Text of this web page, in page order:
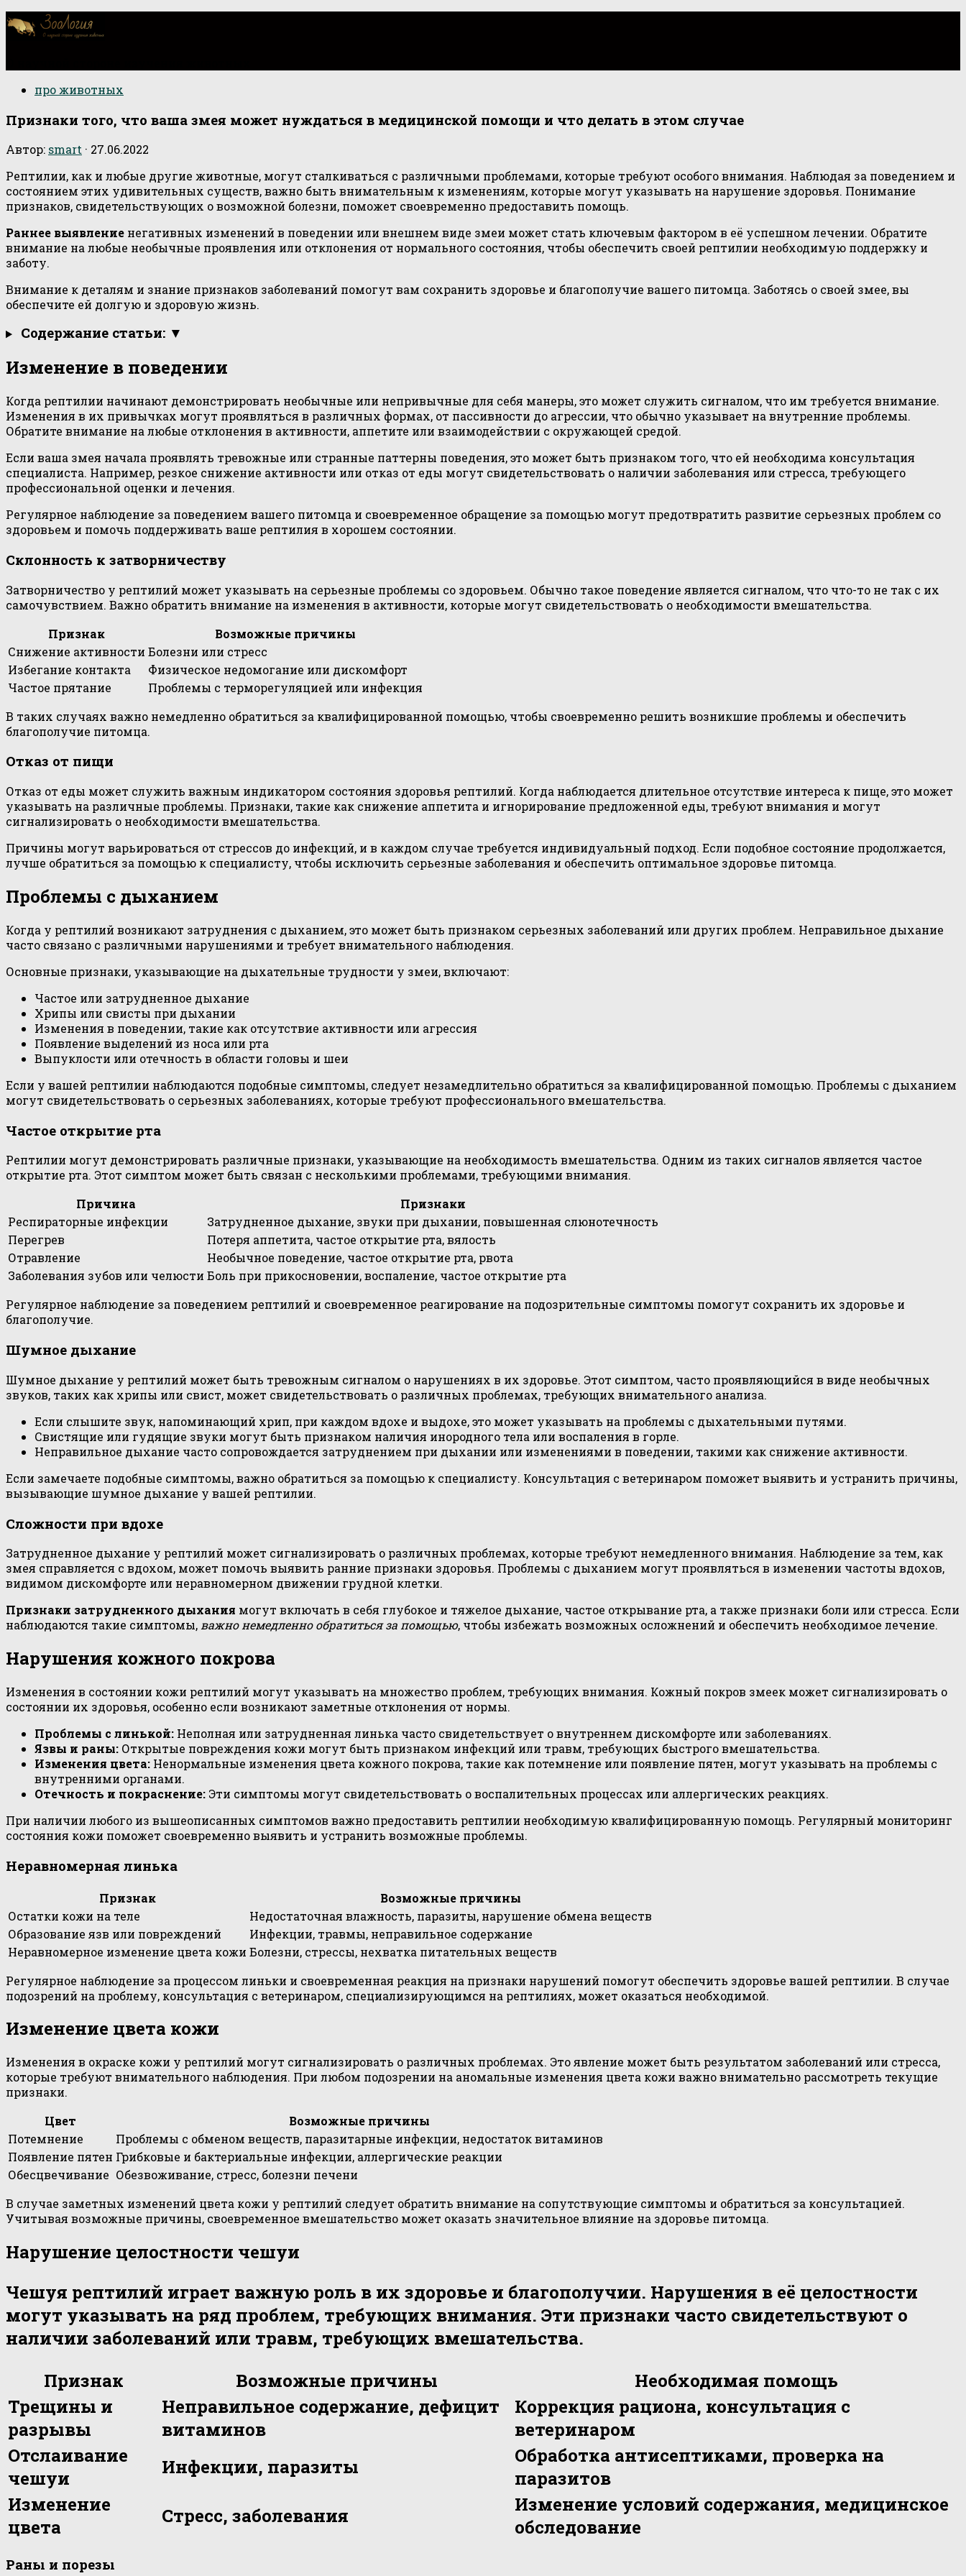
про животных
Признаки того, что ваша змея может нуждаться в медицинской помощи и что делать в этом случае
Автор: smart · 27.06.2022
Рептилии, как и любые другие животные, могут сталкиваться с различными проблемами, которые требуют особого внимания. Наблюдая за поведением и
состоянием этих удивительных существ, важно быть внимательным к изменениям, которые могут указывать на нарушение здоровья. Понимание
признаков, свидетельствующих о возможной болезни, поможет своевременно предоставить помощь.
Раннее выявление негативных изменений в поведении или внешнем виде змеи может стать ключевым фактором в её успешном лечении. Обратите
внимание на любые необычные проявления или отклонения от нормального состояния, чтобы обеспечить своей рептилии необходимую поддержку и
заботу.
Внимание к деталям и знание признаков заболеваний помогут вам сохранить здоровье и благополучие вашего питомца. Заботясь о своей змее, вы
обеспечите ей долгую и здоровую жизнь.
Содержание статьи: ▼
Изменение в поведении
Когда рептилии начинают демонстрировать необычные или непривычные для себя манеры, это может служить сигналом, что им требуется внимание.
Изменения в их привычках могут проявляться в различных формах, от пассивности до агрессии, что обычно указывает на внутренние проблемы.
Обратите внимание на любые отклонения в активности, аппетите или взаимодействии с окружающей средой.
Если ваша змея начала проявлять тревожные или странные паттерны поведения, это может быть признаком того, что ей необходима консультация
специалиста. Например, резкое снижение активности или отказ от еды могут свидетельствовать о наличии заболевания или стресса, требующего
профессиональной оценки и лечения.
Регулярное наблюдение за поведением вашего питомца и своевременное обращение за помощью могут предотвратить развитие серьезных проблем со
здоровьем и помочь поддерживать ваше рептилия в хорошем состоянии.
Склонность к затворничеству
Затворничество у рептилий может указывать на серьезные проблемы со здоровьем. Обычно такое поведение является сигналом, что что-то не так с их
самочувствием. Важно обратить внимание на изменения в активности, которые могут свидетельствовать о необходимости вмешательства.
Признак
Возможные причины
Снижение активности Болезни или стресс
Избегание контакта
Физическое недомогание или дискомфорт
Частое прятание
Проблемы с терморегуляцией или инфекция
В таких случаях важно немедленно обратиться за квалифицированной помощью, чтобы своевременно решить возникшие проблемы и обеспечить
благополучие питомца.
Отказ от пищи
Отказ от еды может служить важным индикатором состояния здоровья рептилий. Когда наблюдается длительное отсутствие интереса к пище, это может
указывать на различные проблемы. Признаки, такие как снижение аппетита и игнорирование предложенной еды, требуют внимания и могут
сигнализировать о необходимости вмешательства.
Причины могут варьироваться от стрессов до инфекций, и в каждом случае требуется индивидуальный подход. Если подобное состояние продолжается,
лучше обратиться за помощью к специалисту, чтобы исключить серьезные заболевания и обеспечить оптимальное здоровье питомца.
Проблемы с дыханием
Когда у рептилий возникают затруднения с дыханием, это может быть признаком серьезных заболеваний или других проблем. Неправильное дыхание
часто связано с различными нарушениями и требует внимательного наблюдения.
Основные признаки, указывающие на дыхательные трудности у змеи, включают:
Частое или затрудненное дыхание
Хрипы или свисты при дыхании
Изменения в поведении, такие как отсутствие активности или агрессия
Появление выделений из носа или рта
Выпуклости или отечность в области головы и шеи
Если у вашей рептилии наблюдаются подобные симптомы, следует незамедлительно обратиться за квалифицированной помощью. Проблемы с дыханием
могут свидетельствовать о серьезных заболеваниях, которые требуют профессионального вмешательства.
Частое открытие рта
Рептилии могут демонстрировать различные признаки, указывающие на необходимость вмешательства. Одним из таких сигналов является частое
открытие рта. Этот симптом может быть связан с несколькими проблемами, требующими внимания.
Причина
Признаки
Респираторные инфекции
Затрудненное дыхание, звуки при дыхании, повышенная слюнотечность
Перегрев
Потеря аппетита, частое открытие рта, вялость
Отравление
Необычное поведение, частое открытие рта, рвота
Заболевания зубов или челюсти Боль при прикосновении, воспаление, частое открытие рта
Регулярное наблюдение за поведением рептилий и своевременное реагирование на подозрительные симптомы помогут сохранить их здоровье и
благополучие.
Шумное дыхание
Шумное дыхание у рептилий может быть тревожным сигналом о нарушениях в их здоровье. Этот симптом, часто проявляющийся в виде необычных
звуков, таких как хрипы или свист, может свидетельствовать о различных проблемах, требующих внимательного анализа.
Если слышите звук, напоминающий хрип, при каждом вдохе и выдохе, это может указывать на проблемы с дыхательными путями.
Свистящие или гудящие звуки могут быть признаком наличия инородного тела или воспаления в горле.
Неправильное дыхание часто сопровождается затруднением при дыхании или изменениями в поведении, такими как снижение активности.
Если замечаете подобные симптомы, важно обратиться за помощью к специалисту. Консультация с ветеринаром поможет выявить и устранить причины,
вызывающие шумное дыхание у вашей рептилии.
Сложности при вдохе
Затрудненное дыхание у рептилий может сигнализировать о различных проблемах, которые требуют немедленного внимания. Наблюдение за тем, как
змея справляется с вдохом, может помочь выявить ранние признаки здоровья. Проблемы с дыханием могут проявляться в изменении частоты вдохов,
видимом дискомфорте или неравномерном движении грудной клетки.
Признаки затрудненного дыхания могут включать в себя глубокое и тяжелое дыхание, частое открывание рта, а также признаки боли или стресса. Если
наблюдаются такие симптомы,важно немедленно обратиться за помощью, чтобы избежать возможных осложнений и обеспечить необходимое лечение.
Нарушения кожного покрова
Изменения в состоянии кожи рептилий могут указывать на множество проблем, требующих внимания. Кожный покров змеек может сигнализировать о
состоянии их здоровья, особенно если возникают заметные отклонения от нормы.
Проблемы с линькой: Неполная или затрудненная линька часто свидетельствует о внутреннем дискомфорте или заболеваниях.
Язвы и раны: Открытые повреждения кожи могут быть признаком инфекций или травм, требующих быстрого вмешательства.
Изменения цвета: Ненормальные изменения цвета кожного покрова, такие как потемнение или появление пятен, могут указывать на проблемы с
внутренними органами.
Отечность и покраснение: Эти симптомы могут свидетельствовать о воспалительных процессах или аллергических реакциях.
При наличии любого из вышеописанных симптомов важно предоставить рептилии необходимую квалифицированную помощь. Регулярный мониторинг
состояния кожи поможет своевременно выявить и устранить возможные проблемы.
Неравномерная линька
Признак
Возможные причины
Остатки кожи на теле
Недостаточная влажность, паразиты, нарушение обмена веществ
Образование язв или повреждений
Инфекции, травмы, неправильное содержание
Неравномерное изменение цвета кожи Болезни, стрессы, нехватка питательных веществ
Регулярное наблюдение за процессом линьки и своевременная реакция на признаки нарушений помогут обеспечить здоровье вашей рептилии. В случае
подозрений на проблему, консультация с ветеринаром, специализирующимся на рептилиях, может оказаться необходимой.
Изменение цвета кожи
Изменения в окраске кожи у рептилий могут сигнализировать о различных проблемах. Это явление может быть результатом заболеваний или стресса,
которые требуют внимательного наблюдения. При любом подозрении на аномальные изменения цвета кожи важно внимательно рассмотреть текущие
признаки.
Цвет
Возможные причины
Потемнение
Проблемы с обменом веществ, паразитарные инфекции, недостаток витаминов
Появление пятен Грибковые и бактериальные инфекции, аллергические реакции
Обесцвечивание Обезвоживание, стресс, болезни печени
В случае заметных изменений цвета кожи у рептилий следует обратить внимание на сопутствующие симптомы и обратиться за консультацией.
Учитывая возможные причины, своевременное вмешательство может оказать значительное влияние на здоровье питомца.
Нарушение целостности чешуи
Чешуя рептилий играет важную роль в их здоровье и благополучии. Нарушения в её целостности
могут указывать на ряд проблем, требующих внимания. Эти признаки часто свидетельствуют о
наличии заболеваний или травм, требующих вмешательства.
Признак
Возможные причины
Необходимая помощь
Трещины и
разрывы
Неправильное содержание, дефицит
витаминов
Коррекция рациона, консультация с
ветеринаром
Отслаивание
чешуи
Инфекции, паразиты
Обработка антисептиками, проверка на
паразитов
Изменение
цвета
Стресс, заболевания
Изменение условий содержания, медицинское
обследование
Раны и порезы